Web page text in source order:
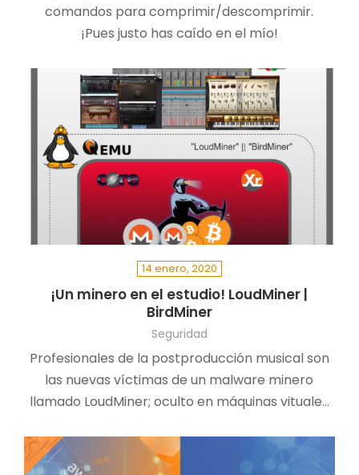
comandos para comprimir/descomprimir.
¡Pues justo has caído en el mío!
14 enero, 2020
¡Un minero en el estudio! LoudMiner |
BirdMiner
Seguridad
Profesionales de la postproducción musical son
las nuevas víctimas de un malware minero
llamado LoudMiner; oculto en máquinas vituales